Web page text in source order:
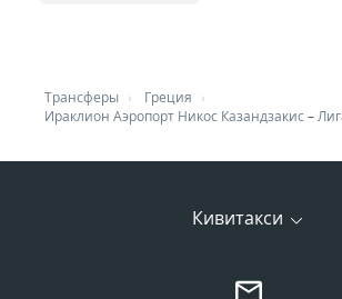
Трансферы
Греция
Ираклион Аэропорт Никос Казандзакис–
Кивитакси